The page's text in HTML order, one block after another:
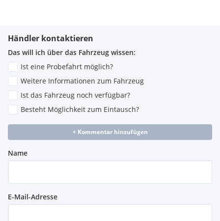
Händler kontaktieren
Das will ich über das Fahrzeug wissen:
Ist eine Probefahrt möglich?
Weitere Informationen zum Fahrzeug
Ist das Fahrzeug noch verfügbar?
Besteht Möglichkeit zum Eintausch?
+ Kommentar hinzufügen
Name
E-Mail-Adresse